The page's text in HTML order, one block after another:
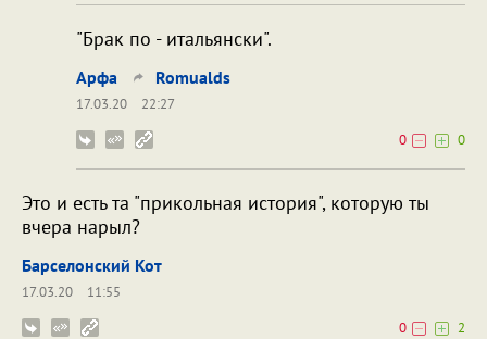
"Брак по - итальянски".
Арфа Romualds
17.03.20
22:27
0
0
Это и есть та "прикольная история", которую ты
вчера нарыл?
Барселонский Кот
17.03.20
11:55
0
2